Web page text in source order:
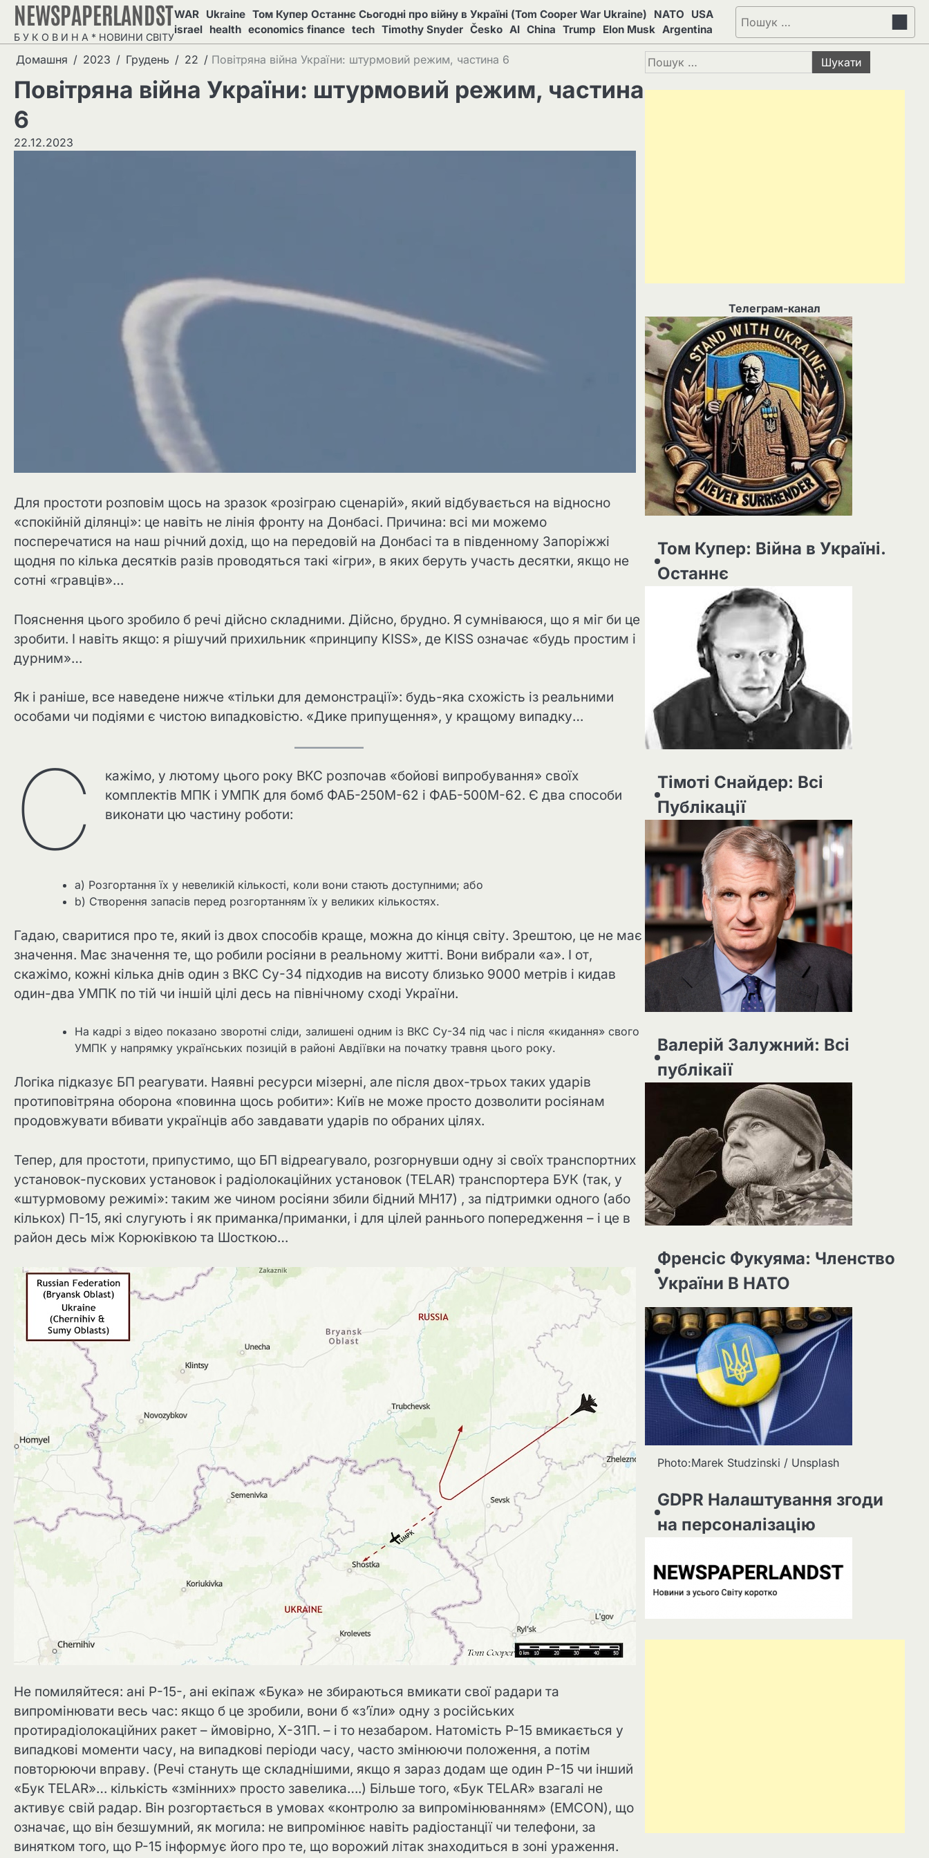
Перейти
вмісту
NEWSPAPERLANDST
Б У К О В И Н А * НОВИНИ СВІТУ
WAR Ukraine Том Купер Останнє Сьогодні про війну в Україні (Tom Cooper War Ukraine) NATO
USA
israel health economics finance tech Timothy Snyder Česko AI China Trump Elon Musk Argentina
Пошук:
Домашня 2023 Грудень 22 Повітряна війна України: штурмовий режим, частина 6
Повітряна війна України: штурмовий режим, частина
6
22.12.2023
Для простоти розповім щось на зразок «розіграю сценарій», який відбувається на відносно
«спокійній ділянці»: це навіть не лінія фронту на Донбасі. Причина: всі ми можемо
посперечатися на наш річний дохід, що на передовій на Донбасі та в південному Запоріжжі
щодня по кілька десятків разів проводяться такі «ігри», в яких беруть участь десятки, якщо не
сотні «гравців»…
Пояснення цього зробило б речі дійсно складними. Дійсно, брудно. Я сумніваюся, що я міг би це
зробити. І навіть якщо: я рішучий прихильник «принципу KISS», де KISS означає «будь простим і
дурним»…
Як і раніше, все наведене нижче «тільки для демонстрації»: будь-яка схожість із реальними
особами чи подіями є чистою випадковістю. «Дике припущення», у кращому випадку…
С
кажімо, у лютому цього року ВКС розпочав «бойові випробування» своїх
комплектів МПК і УМПК для бомб ФАБ-250М-62 і ФАБ-500М-62. Є два способи
виконати цю частину роботи:
a) Розгортання їх у невеликій кількості, коли вони стають доступними; або
b) Створення запасів перед розгортанням їх у великих кількостях.
Гадаю, сваритися про те, який із двох способів краще, можна до кінця світу. Зрештою, це не має
значення. Має значення те, що робили росіяни в реальному житті. Вони вибрали «а». І от,
скажімо, кожні кілька днів один з ВКС Су-34 підходив на висоту близько 9000 метрів і кидав
один-два УМПК по тій чи іншій цілі десь на північному сході України.
На кадрі з відео показано зворотні сліди, залишені одним із ВКС Су-34 під час і після «кидання» свого
УМПК у напрямку українських позицій в районі Авдіївки на початку травня цього року.
Логіка підказує БП реагувати. Наявні ресурси мізерні, але після двох-трьох таких ударів
протиповітряна оборона «повинна щось робити»: Київ не може просто дозволити росіянам
продовжувати вбивати українців або завдавати ударів по обраних цілях.
Тепер, для простоти, припустимо, що БП відреагувало, розгорнувши одну зі своїх транспортних
установок-пускових установок і радіолокаційних установок (TELAR) транспортера БУК (так, у
«штурмовому режимі»: таким же чином росіяни збили бідний MH17) , за підтримки одного (або
кількох) П-15, які слугують і як приманка/приманки, і для цілей раннього попередження – і це в
район десь між Корюківкою та Шосткою…
Не помиляйтеся: ані Р-15-, ані екіпаж «Бука» не збираються вмикати свої радари та
випромінювати весь час: якщо б це зробили, вони б «з’їли» одну з російських
протирадіолокаційних ракет – ймовірно, Х-31П. – і то незабаром. Натомість P-15 вмикається у
випадкові моменти часу, на випадкові періоди часу, часто змінюючи положення, а потім
повторюючи вправу. (Речі стануть ще складнішими, якщо я зараз додам ще один Р-15 чи інший
«Бук TELAR»… кількість «змінних» просто завелика….) Більше того, «Бук TELAR» взагалі не
активує свій радар. Він розгортається в умовах «контролю за випромінюванням» (EMCON), що
означає, що він безшумний, як могила: не випромінює навіть радіостанції чи телефони, за
винятком того, що P-15 інформує його про те, що ворожий літак знаходиться в зоні ураження.
Пошук:
Телеграм-канал
Том Купер: Війна в Україні.
Останнє
Тімоті Снайдер: Всі
Публікації
Валерій Залужний: Всі
публікаії
Френсіс Фукуяма: Членство
України В НАТО
Photo:Marek Studzinski / Unsplash
GDPR Налаштування згоди
на персоналізацію